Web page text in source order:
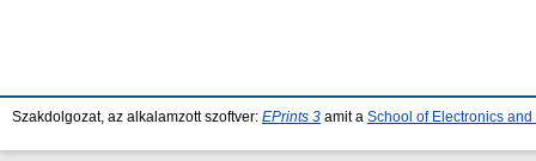
Szakdolgozat, az alkalamzott szoftver: EPrints 3 amit a School of Electronics